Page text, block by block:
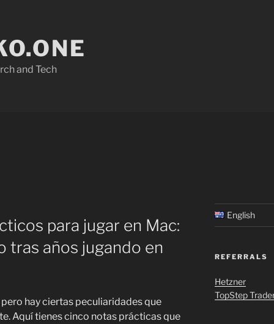
and Tech
para jugar en Mac:
tras años jugando en
hay ciertas peculiaridades que
Aquí tienes cinco notas prácticas que
English
REFERRALS
Hetzner
TopStep